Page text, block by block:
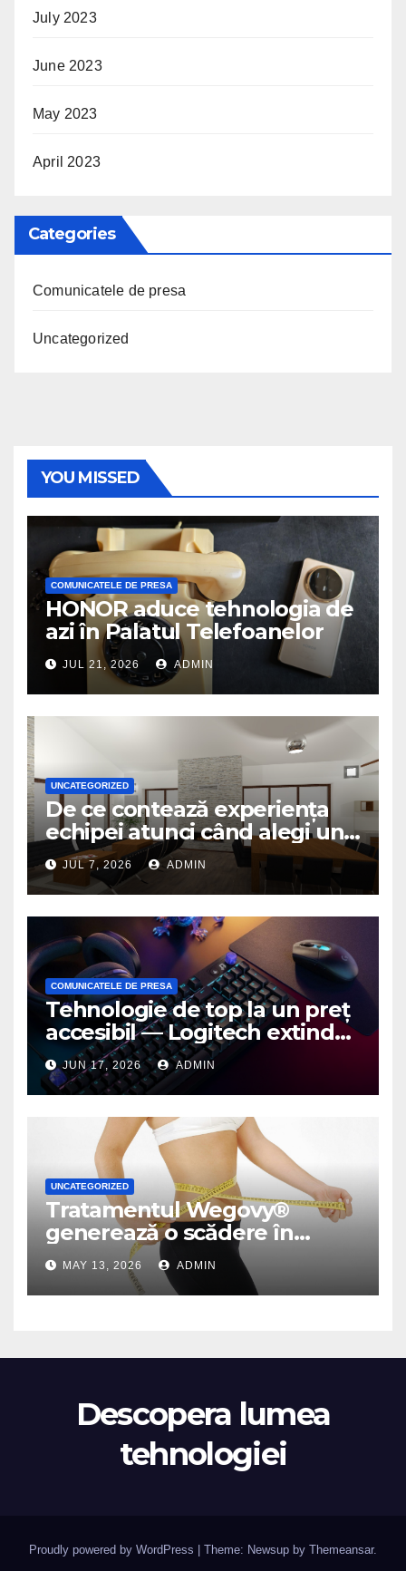
July 2023
June 2023
May 2023
April 2023
Categories
Comunicatele de presa
Uncategorized
YOU MISSED
COMUNICATELE DE PRESA
HONOR aduce tehnologia de
azi în Palatul Telefoanelor
JUL 21, 2026 ADMIN
UNCATEGORIZED
De ce contează experiența
echipei atunci când alegi un
birou de arhitectură
JUL 7, 2026 ADMIN
COMUNICATELE DE PRESA
Tehnologie de top la un preț
accesibil — Logitech extinde
seria G3 cu un nou mouse și
o nouă tastatură pentru
gaming pe PC
JUN 17, 2026 ADMIN
UNCATEGORIZED
Tratamentul Wegovy®
generează o scădere în
greutate de până la 22,6% la
femei în perioada
menopauzei și reduce la
MAY 13, 2026 ADMIN
Descopera lumea
tehnologiei
Proudly powered by WordPress Theme: Newsup by Themeansar.